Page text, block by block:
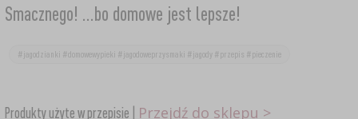
Smacznego! ...bo domowe jest lepsze!
#jagodzianki #domowewypieki #jagodoweprzysmaki #jagody #przepis #pieczenie
Produkty użyte w przepisie | Przejdź do sklepu >